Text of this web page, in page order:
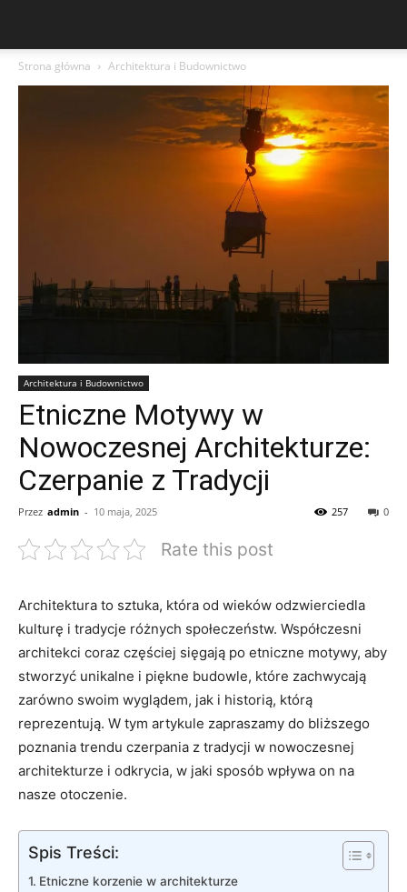
Strona główna Architektura i Budownictwo
Architektura i Budownictwo
Etniczne Motywy w
Nowoczesnej Architekturze:
Czerpanie z Tradycji
Przez admin - 10 maja, 2025 0
257
Rate this post
Architektura to sztuka, która od wieków odzwierciedla‍
kulturę i tradycje⁤ różnych społeczeństw. Współczesni
⁤architekci coraz‍ częściej sięgają po⁣ etniczne motywy, aby
stworzyć unikalne ‍i piękne budowle, które zachwycają
zarówno swoim wyglądem, jak i historią, którą​
reprezentują. W tym artykule zapraszamy ⁤do bliższego
poznania trendu czerpania​ z tradycji w nowoczesnej
⁤architekturze i odkrycia, w jaki⁢ sposób wpływa on​ na
nasze otoczenie.
Spis Treści:
Etniczne korzenie w architekturze